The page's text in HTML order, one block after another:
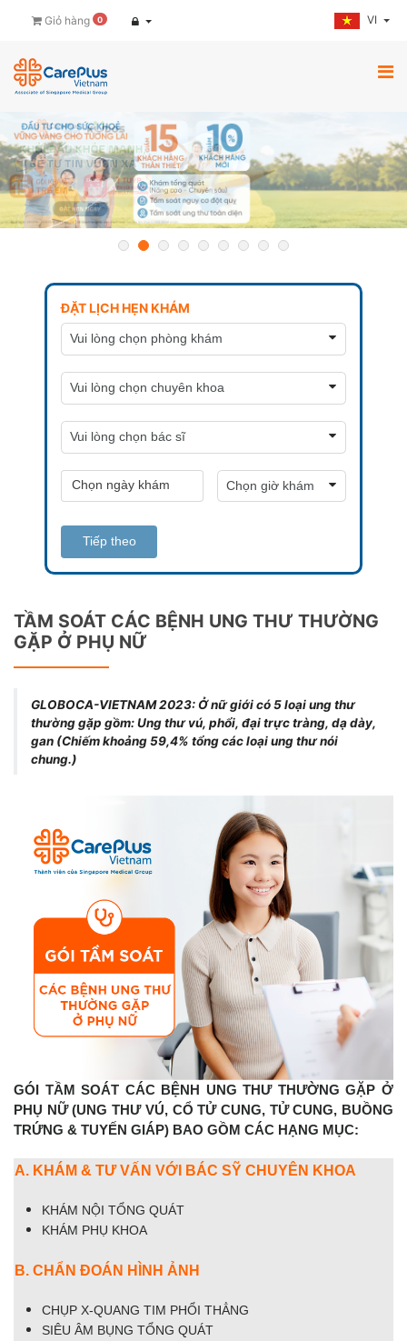
Giỏ hàng 0 VI
ĐẶT LỊCH HẸN KHÁM
Tiếp theo
TẦM SOÁT CÁC BỆNH UNG THƯ THƯỜNG
GẶP Ở PHỤ NỮ
GLOBOCA-VIETNAM 2023: Ở nữ giới có 5 loại ung thư
thường gặp gồm: Ung thư vú, phổi, đại trực tràng, dạ dày,
gan (Chiếm khoảng 59,4% tổng các loại ung thư nói
chung.)
GÓI TẦM SOÁT CÁC BỆNH UNG THƯ THƯỜNG GẶP Ở
PHỤ NỮ (UNG THƯ VÚ, CỔ TỬ CUNG, TỬ CUNG, BUỒNG
TRỨNG & TUYẾN GIÁP) BAO GỒM CÁC HẠNG MỤC:
A. KHÁM & TƯ VẤN VỚI BÁC SỸ CHUYÊN KHOA
KHÁM NỘI TỔNG QUÁT
KHÁM PHỤ KHOA
B. CHẨN ĐOÁN HÌNH ẢNH
CHỤP X-QUANG TIM PHỔI THẲNG
SIÊU ÂM BỤNG TỔNG QUÁT